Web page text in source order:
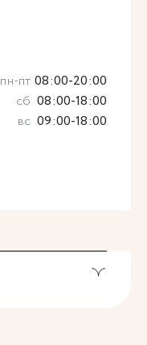
пн-пт 08:00-20:00
сб 08:00-18:00
вс 09:00-18:00